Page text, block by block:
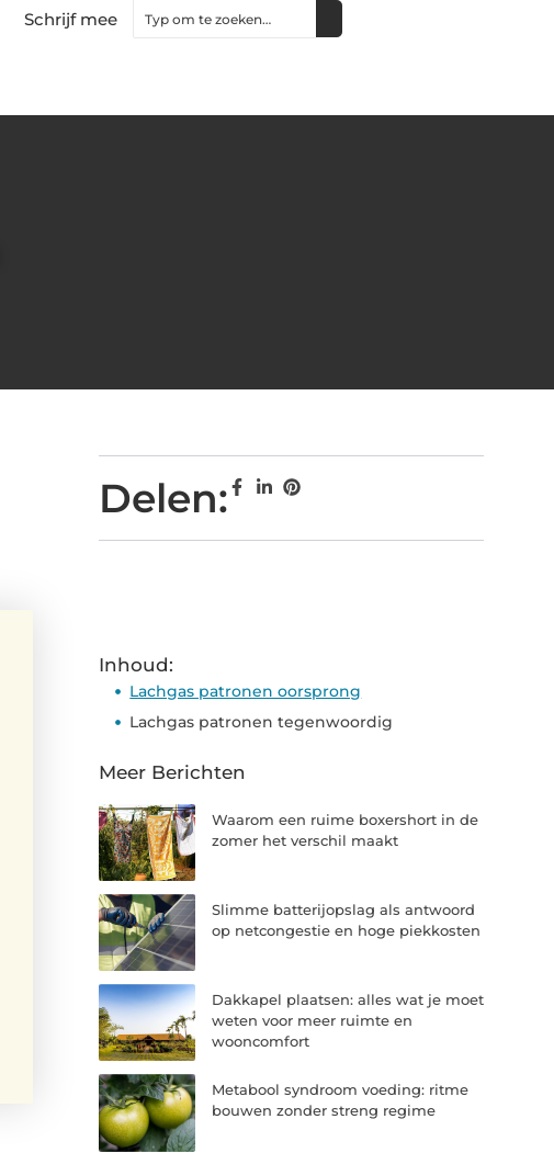
Schrijf mee
Delen:
Inhoud:
Lachgas patronen oorsprong
Lachgas patronen tegenwoordig
Meer Berichten
Waarom een ruime boxershort in de
zomer het verschil maakt
Slimme batterijopslag als antwoord
op netcongestie en hoge piekkosten
Dakkapel plaatsen: alles wat je moet
weten voor meer ruimte en
wooncomfort
Metabool syndroom voeding: ritme
bouwen zonder streng regime